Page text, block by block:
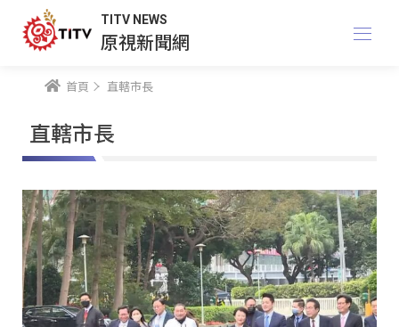
TITV NEWS
原視新聞網
首頁 直轄市長
直轄市長